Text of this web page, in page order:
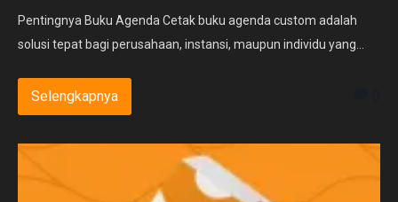
Pentingnya Buku Agenda Cetak buku agenda custom adalah
solusi tepat bagi perusahaan, instansi, maupun individu yang...
Selengkapnya